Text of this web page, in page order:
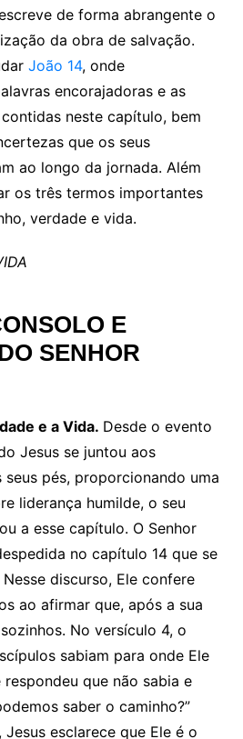
de forma abrangente o
da obra de salvação.
João 14, onde
encorajadoras e as
neste capítulo, bem
que os seus
ao longo da jornada. Além
os três termos importantes
verdade e vida.
E
SENHOR
e a Vida. Desde o evento
Jesus se juntou aos
pés, proporcionando uma
liderança humilde, o seu
a esse capítulo. O Senhor
no capítulo 14 que se
Nesse discurso, Ele confere
ao afirmar que, após a sua
No versículo 4, o
sabiam para onde Ele
que não sabia e
saber o caminho?”
Jesus esclarece que Ele é o